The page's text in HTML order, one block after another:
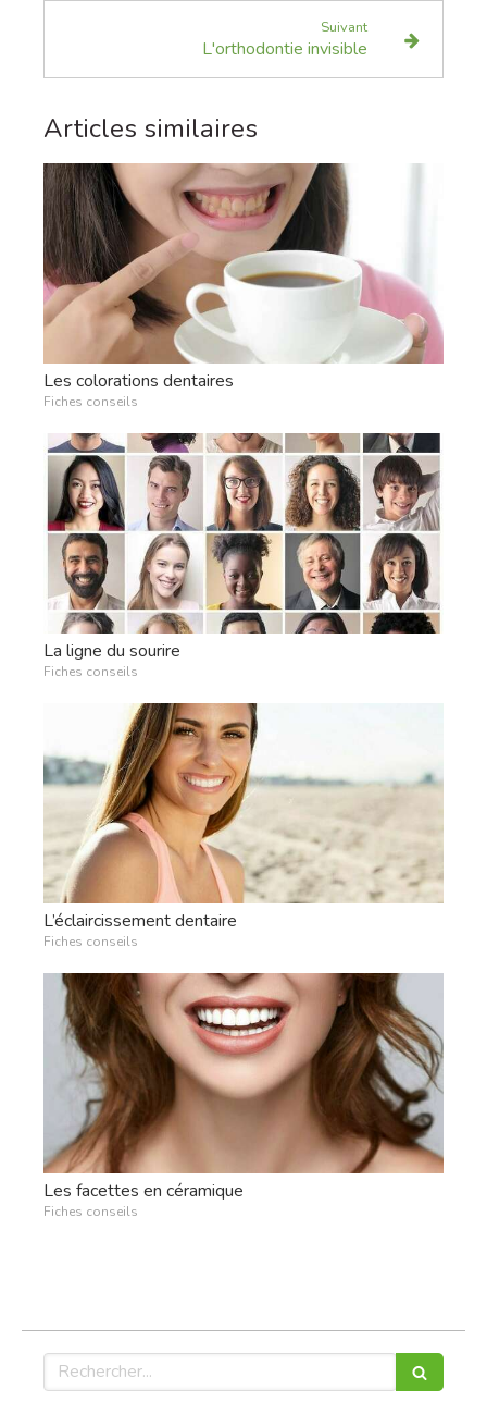
Suivant
L'orthodontie invisible
Articles similaires
Les colorations dentaires
Fiches conseils
La ligne du sourire
Fiches conseils
L’éclaircissement dentaire
Fiches conseils
Les facettes en céramique
Fiches conseils
Rechercher